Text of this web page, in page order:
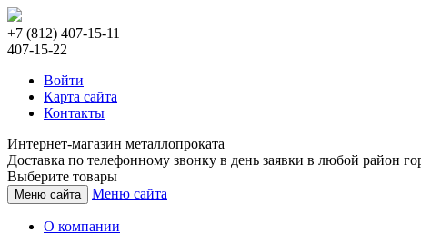
+7 (812) 407-15-11
407-15-22
Войти
Карта сайта
Контакты
Интернет-магазин металлопроката
Доставка по телефонному звонку в день заявки в любой район
Выберите товары
Меню сайта Меню сайта
О компании